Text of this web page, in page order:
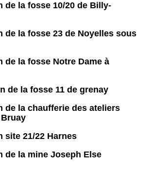
de la fosse 10/20 de Billy-
de la fosse 23 de Noyelles sous
de la fosse Notre Dame à
de la fosse 11 de grenay
de la chaufferie des ateliers
site 21/22 Harnes
de la mine Joseph Else